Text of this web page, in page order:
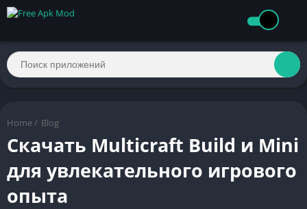
Home / Blog
Скачать Multicraft Build и Mini
для увлекательного игрового
опыта